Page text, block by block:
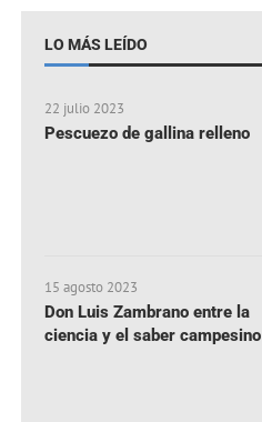
LO MÁS LEÍDO
22 julio 2023
Pescuezo de gallina relleno
15 agosto 2023
Don Luis Zambrano entre la
ciencia y el saber campesino